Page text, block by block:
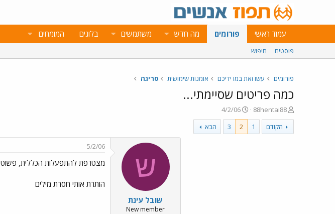
עמוד ראשי פורומים מה חדש משתמשים בלוגים המומחים
פוסטים חיפוש
פורומים עשו זאת במו ידיכם אומנות שימושית סריגה
כמה פריטים שסיימתי...
פ
ו
ת
ח
88hentai88
פ
ו
ר
ס
4/2/06
הקודם
1
2
3 הבא
ש
שובל עינת
New member
5/2/06
מצטרפת להתפעלות הכללית, פשוט
הותרת אותי חסרת מילים